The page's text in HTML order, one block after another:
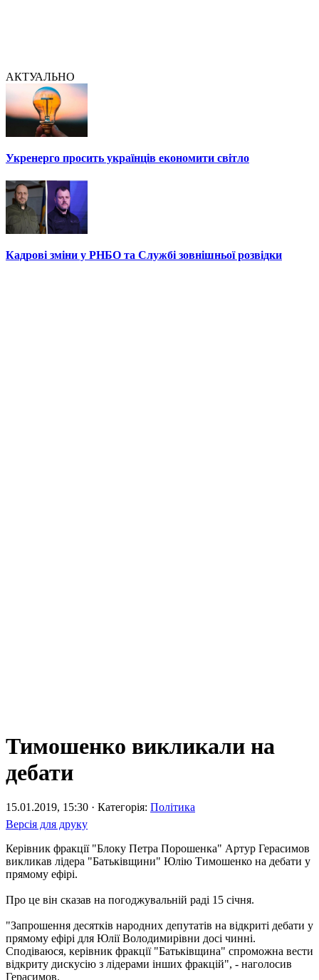
АКТУАЛЬНО
Укренерго просить українців економити світло
Кадрові зміни у РНБО та Службі зовнішньої розвідки
Тимошенко викликали на
дебати
15.01.2019, 15:30 · Категорія: Політика
Версія для друку
Керівник фракції "Блоку Петра Порошенка" Артур Герасимов
викликав лідера "Батьківщини" Юлію Тимошенко на дебати у
прямому ефірі.
Про це він сказав на погоджувальній раді 15 січня.
"Запрошення десятків народних депутатів на відкриті дебати у
прямому ефірі для Юлії Володимирівни досі чинні.
Сподіваюся, керівник фракції "Батьківщина" спроможна вести
відкриту дискусію з лідерами інших фракцій", - наголосив
Герасимов.